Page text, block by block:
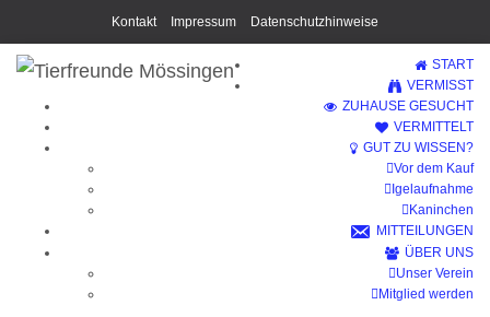
Kontakt Impressum Datenschutzhinweise
START
VERMISST
ZUHAUSE GESUCHT
VERMITTELT
GUT ZU WISSEN?
Vor dem Kauf
Igelaufnahme
Kaninchen
MITTEILUNGEN
ÜBER UNS
Unser Verein
Mitglied werden
Ronja + Maja (Vermittelt)